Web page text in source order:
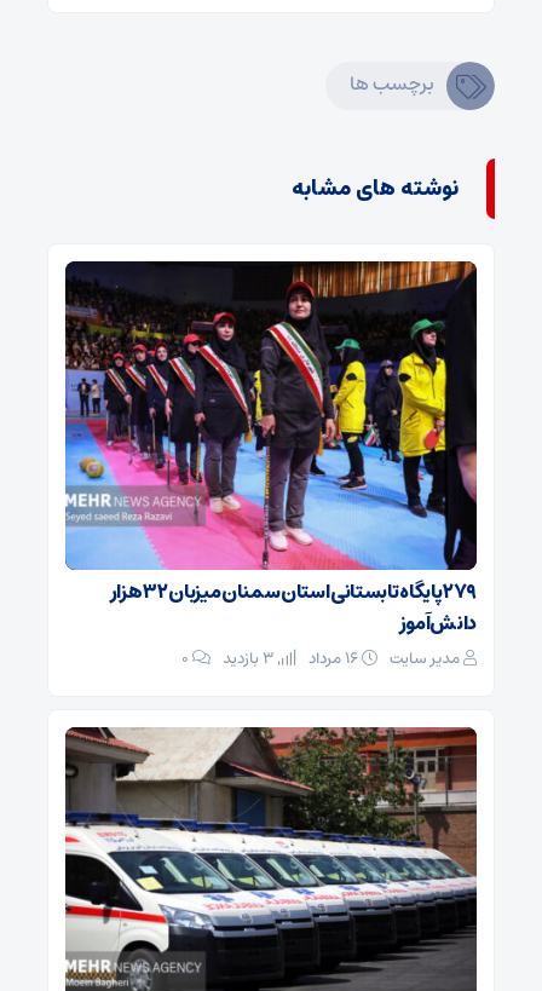
برچسب ها
نوشته های مشابه
۲۷۹ پایگاه تابستانی استان سمنان میزبان ۳۲ هزار
دانش‌آموز
مدیر سایت ۰